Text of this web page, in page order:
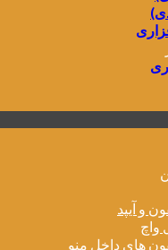
و آیپد
واچ
های داخل منو